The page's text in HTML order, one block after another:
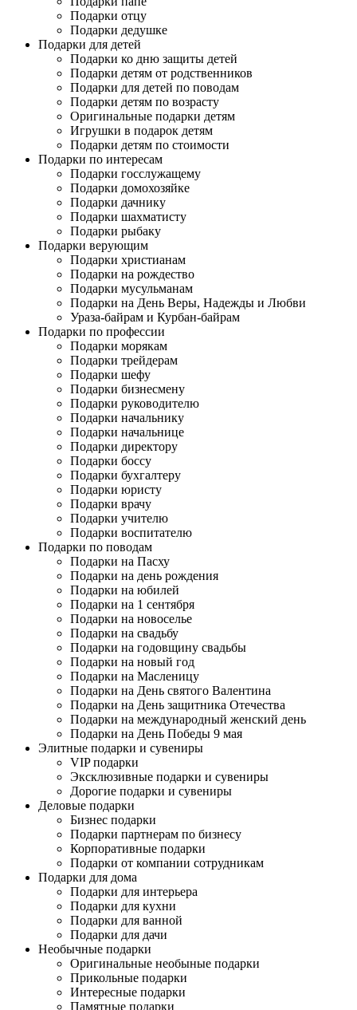
Подарки отцу
Подарки дедушке
Подарки для детей
Подарки ко дню защиты детей
Подарки детям от родственников
Подарки для детей по поводам
Подарки детям по возрасту
Оригинальные подарки детям
Игрушки в подарок детям
Подарки детям по стоимости
Подарки по интересам
Подарки госслужащему
Подарки домохозяйке
Подарки дачнику
Подарки шахматисту
Подарки рыбаку
Подарки верующим
Подарки христианам
Подарки на рождество
Подарки мусульманам
Подарки на День Веры, Надежды и Любви
Ураза-байрам и Курбан-байрам
Подарки по профессии
Подарки морякам
Подарки трейдерам
Подарки шефу
Подарки бизнесмену
Подарки руководителю
Подарки начальнику
Подарки начальнице
Подарки директору
Подарки боссу
Подарки бухгалтеру
Подарки юристу
Подарки врачу
Подарки учителю
Подарки воспитателю
Подарки по поводам
Подарки на Пасху
Подарки на день рождения
Подарки на юбилей
Подарки на 1 сентября
Подарки на новоселье
Подарки на свадьбу
Подарки на годовщину свадьбы
Подарки на новый год
Подарки на Масленицу
Подарки на День святого Валентина
Подарки на День защитника Отечества
Подарки на международный женский день
Подарки на День Победы 9 мая
Элитные подарки и сувениры
VIP подарки
Эксклюзивные подарки и сувениры
Дорогие подарки и сувениры
Деловые подарки
Бизнес подарки
Подарки партнерам по бизнесу
Корпоративные подарки
Подарки от компании сотрудникам
Подарки для дома
Подарки для интерьера
Подарки для кухни
Подарки для ванной
Подарки для дачи
Необычные подарки
Оригинальные необыные подарки
Прикольные подарки
Интересные подарки
Памятные подарки